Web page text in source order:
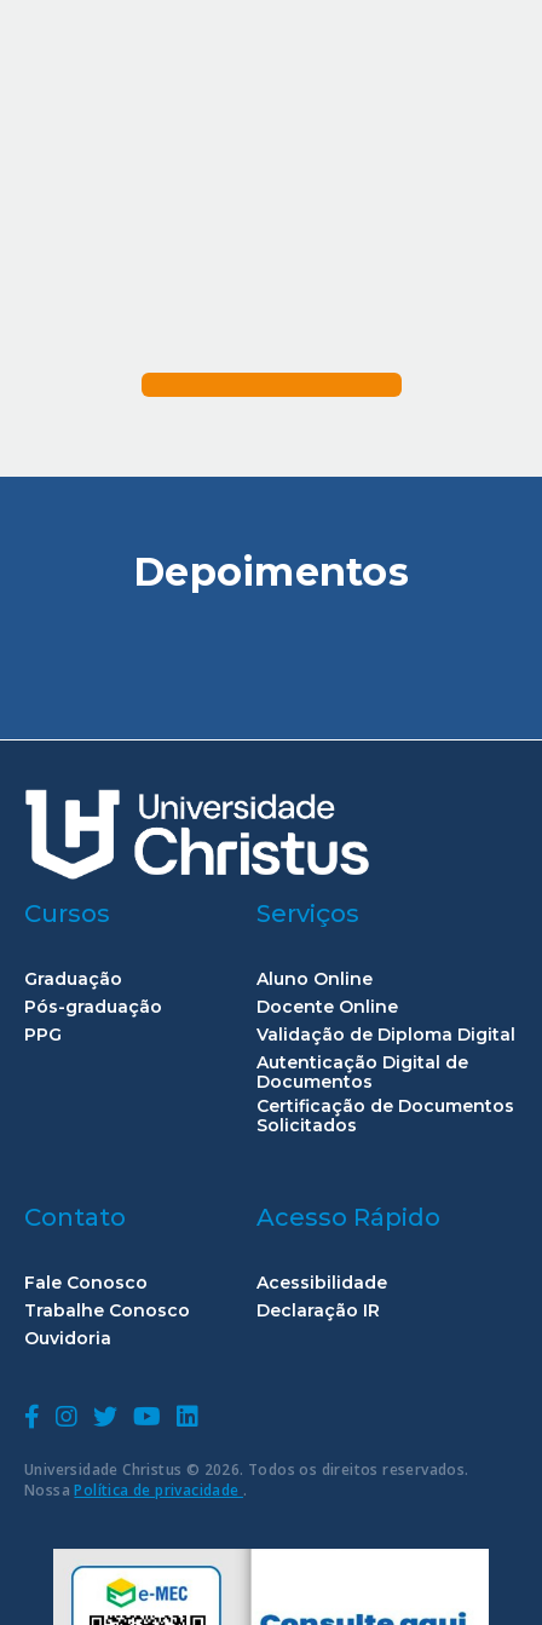
Depoimentos
Universidade Christus © 2026. Todos os direitos reservados.
NossaPolítica de privacidade .
Cursos
Graduação
Pós-graduação
PPG
Serviços
Aluno Online
Docente Online
Validação de Diploma Digital
Autenticação Digital de
Documentos
Certificação de Documentos
Solicitados
Contato
Fale Conosco
Trabalhe Conosco
Ouvidoria
Acesso Rápido
Acessibilidade
Declaração IR